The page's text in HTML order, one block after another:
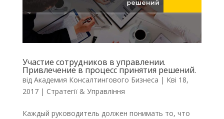
Участие сотрудников в управлении.
Привлечение в процесс принятия решений.
від Академия Консалтингового Бизнеса | Кві 18,
2017| Стратегії & Управління
Каждый руководитель должен понимать то, что